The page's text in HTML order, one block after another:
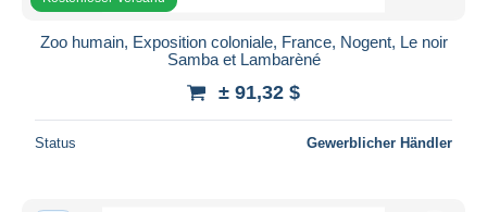
Zoo humain, Exposition coloniale, France, Nogent, Le noir
Samba et Lambarèné
± 91,32 $
Status Gewerblicher Händler